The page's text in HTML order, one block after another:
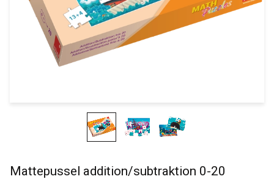
Mattepussel addition/subtraktion 0-20